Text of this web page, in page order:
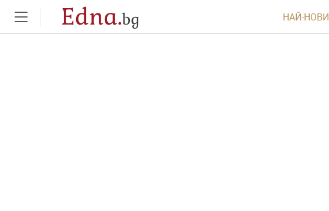
Edna.bg НАЙ-НОВИ